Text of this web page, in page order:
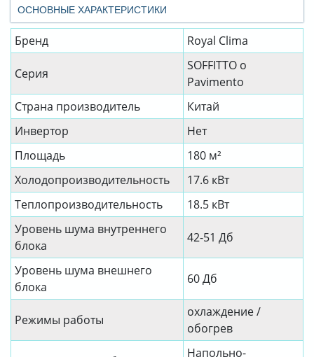
ОСНОВНЫЕ ХАРАКТЕРИСТИКИ
Бренд Royal Clima
Серия
SOFFITTO o
Pavimento
Страна производитель
Китай
Инвертор
Нет
Площадь
180 м²
Холодопроизводительность
17.6 кВт
Теплопроизводительность
18.5 кВт
Уровень шума внутреннего
блока
42-51 Дб
Уровень шума внешнего
блока
60 Дб
Режимы работы
охлаждение /
обогрев
Напольно-